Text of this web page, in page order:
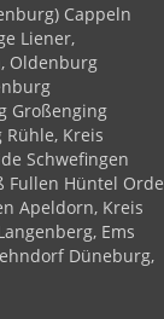
Cappeln
Liener,
Oldenburg
Großenging
Rühle, Kreis
Schwefingen
Fullen Hüntel Orde
Apeldorn, Kreis
Ems
Düneburg,